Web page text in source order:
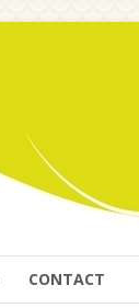
CONTACT